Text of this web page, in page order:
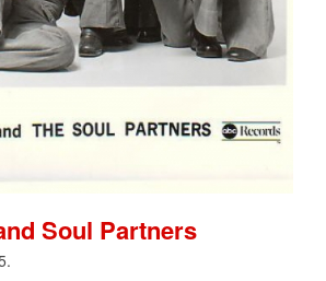
Soul Partners